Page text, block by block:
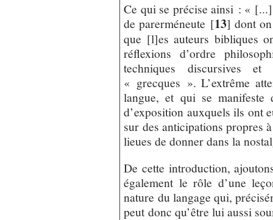
Ce qui se précise ainsi : «
de parerméneute [13] dont
que [l]es auteurs bibliques
réflexions d’ordre
techniques discursives
« grecques ». L’extrême
langue, et qui se manifeste
d’exposition auxquels ils ont
sur des anticipations propres
lieues de donner dans la
De cette introduction,
également le rôle d’une
nature du langage qui,
peut donc qu’être lui aussi